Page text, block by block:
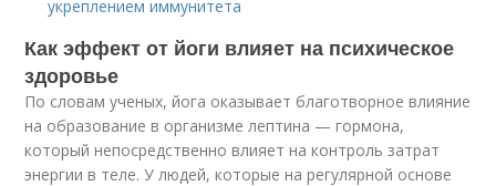
укреплением иммунитета
Как эффект от йоги влияет на психическое
здоровье
По словам ученых, йога оказывает благотворное влияние
на образование в организме лептина — гормона,
который непосредственно влияет на контроль затрат
энергии в теле. У людей, которые на регулярной основе